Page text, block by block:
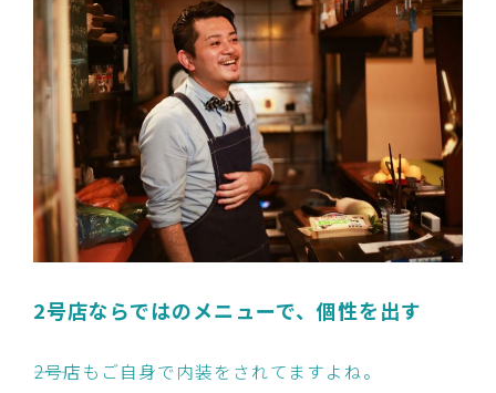
2号店ならではのメニューで、個性を出す
――2号店もご自身で内装をされてますよね。